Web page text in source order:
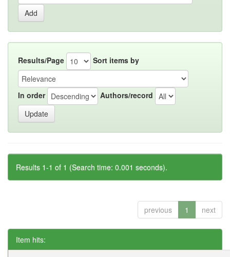
Results/Page Sort items by
In order Authors/record
Results 1-1 of 1 (Search time: 0.001 seconds).
previous 1 next
Item hits: